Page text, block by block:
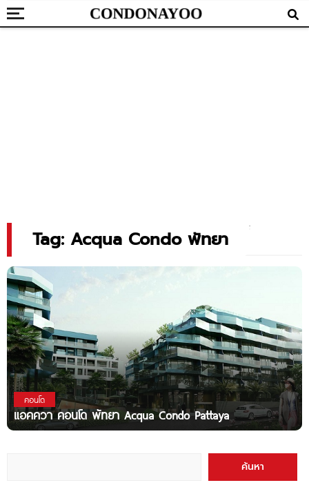
Tag: Acqua Condo พัทยา
คอนโด
แอคควา คอนโด พัทยา Acqua Condo Pattaya
ค้นหา